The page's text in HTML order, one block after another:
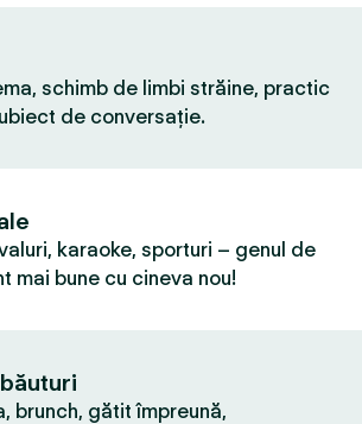
schimb de limbi străine, practic
de conversație.
karaoke, sporturi – genul de
mai bune cu cineva nou!
brunch, gătit împreună,